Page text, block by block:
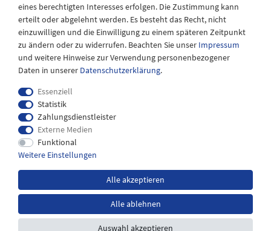
Impressum
Widerrufs­recht
Versandkosten
eines berechtigten Interesses erfolgen. Die Zustimmung kann
erteilt oder abgelehnt werden. Es besteht das Recht, nicht
einzuwilligen und die Einwilligung zu einem späteren Zeitpunkt
zu ändern oder zu widerrufen. Beachten Sie unser Impressum
und weitere Hinweise zur Verwendung personenbezogener
Daten in unserer Daten­schutz­erklärung.
Essenziell
Statistik
Zahlungsdienstleister
Externe Medien
Funktional
Weitere Einstellungen
Alle akzeptieren
Alle ablehnen
Auswahl akzeptieren